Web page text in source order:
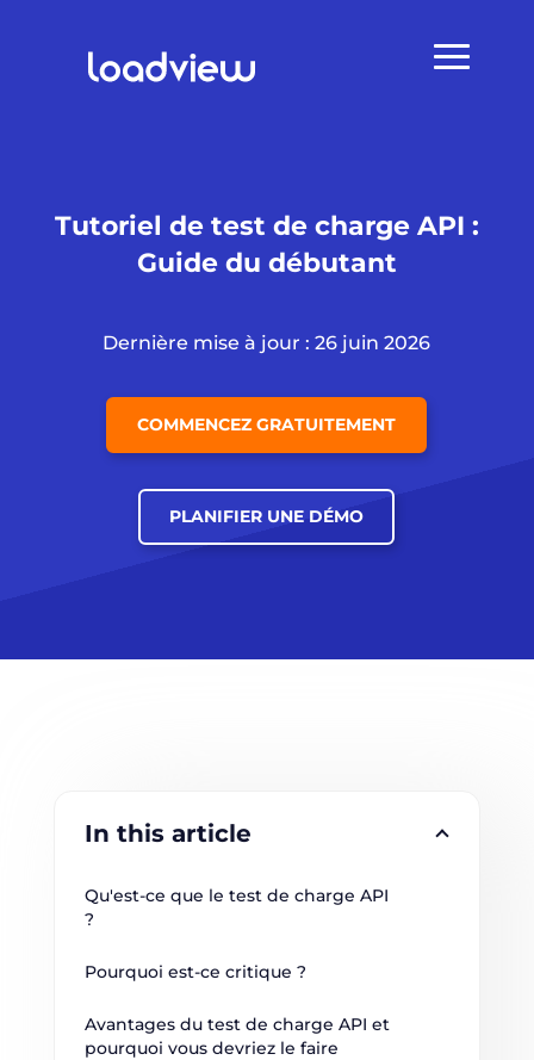
Tutoriel de test de charge API :
Guide du débutant
Dernière mise à jour : 26 juin 2026
COMMENCEZ GRATUITEMENT
PLANIFIER UNE DÉMO
In this article
Qu'est-ce que le test de charge API
?
Pourquoi est-ce critique ?
Avantages du test de charge API et
pourquoi vous devriez le faire